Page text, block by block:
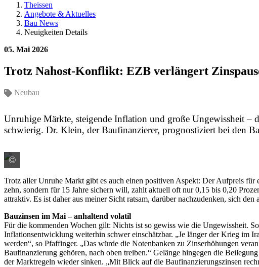
Theissen
Angebote & Aktuelles
Bau News
Neuigkeiten Details
05. Mai 2026
Trotz Nahost-Konflikt: EZB verlängert
Neubau
Unruhige Märkte, steigende Inflation und große Ungewissheit –
schwierig. Dr. Klein, der Baufinanzierer, prognostiziert bei den
©
Trotz aller Unruhe Markt gibt es auch einen positiven Aspekt: Der Aufpreis
zehn, sondern für 15 Jahre sichern will, zahlt aktuell oft nur 0,15 bis 0,20
attraktiv. Es ist daher aus meiner Sicht ratsam, darüber nachzudenken, sich
Bauzinsen im Mai – anhaltend volatil
Für die kommenden Wochen gilt: Nichts ist so gewiss wie die Ungewissheit.
Inflationsentwicklung weiterhin schwer einschätzbar. „Je länger der Krieg im
werden“, so Pfaffinger. „Das würde die Notenbanken zu Zinserhöhungen
Baufinanzierung gehören, nach oben treiben.“ Gelänge hingegen die
der Marktregeln wieder sinken. „Mit Blick auf die Baufinanzierungszinsen